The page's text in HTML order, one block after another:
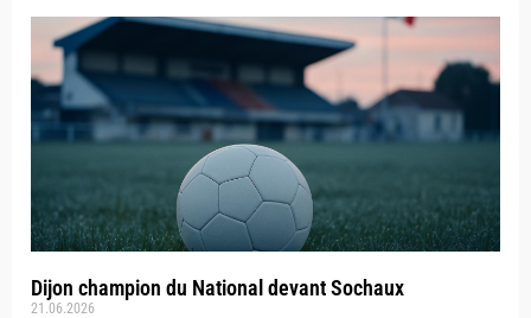
Dijon champion du National devant Sochaux
21.06.2026